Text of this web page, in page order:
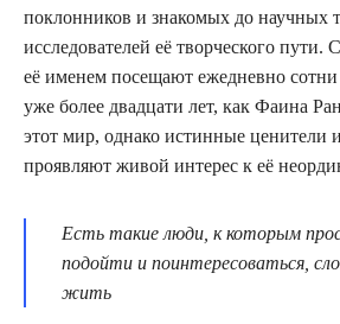
поклонников и знакомых до научных
исследователей её творческого пути.
её именем посещают ежедневно
уже более двадцати лет, как Фаина
этот мир, однако истинные ценители
проявляют живой интерес к её
Есть такие люди, к которым
подойти и поинтересоваться,
жить